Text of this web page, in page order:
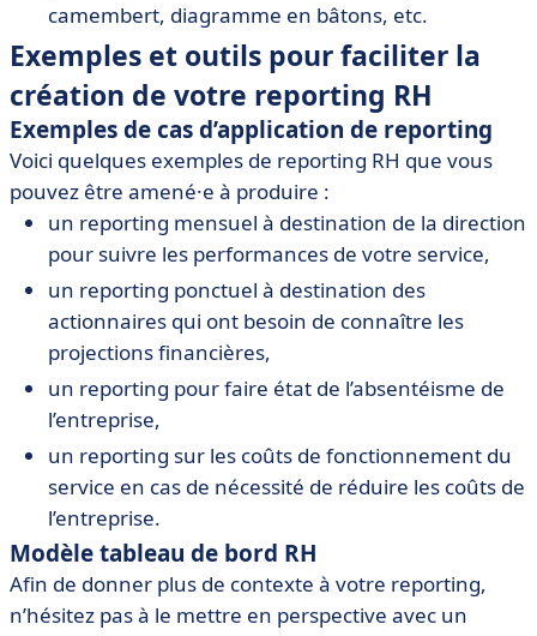
camembert, diagramme en bâtons, etc.
Exemples et outils pour faciliter la
création de votre reporting RH
Exemples de cas d’application de reporting
Voici quelques exemples de reporting RH que vous
pouvez être amené·e à produire :
un reporting mensuel à destination de la direction
pour suivre les performances de votre service,
un reporting ponctuel à destination des
actionnaires qui ont besoin de connaître les
projections financières,
un reporting pour faire état de l’absentéisme de
l’entreprise,
un reporting sur les coûts de fonctionnement du
service en cas de nécessité de réduire les coûts de
l’entreprise.
Modèle tableau de bord RH
Afin de donner plus de contexte à votre reporting,
n’hésitez pas à le mettre en perspective avec un